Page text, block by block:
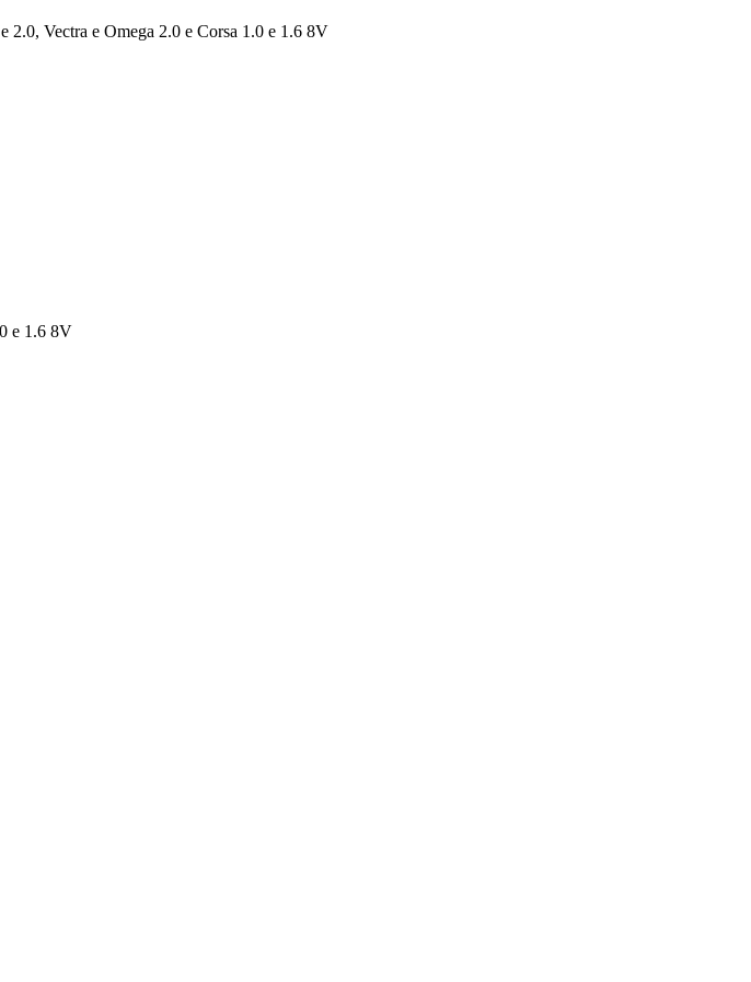
2.0, Vectra e Omega 2.0 e Corsa 1.0 e 1.6 8V
e 1.6 8V